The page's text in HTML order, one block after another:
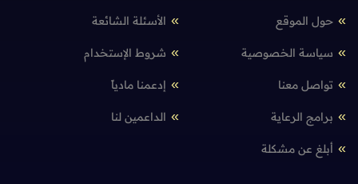
حول الموقع الأسئلة الشائعة
سياسة الخصوصية شروط الإستخدام
تواصل معنا إدعمنا مادياً
برامج الرعاية الداعمين لنا
أبلغ عن مشكلة